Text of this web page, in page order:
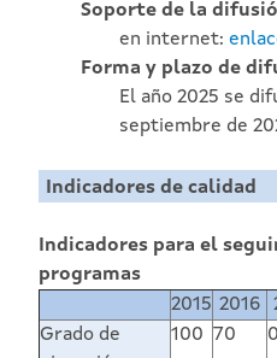
Soporte de la
en internet:
Forma y plazo de
El año 2025 se
septiembre de
Indicadores de calidad
Indicadores para el
programas
2015 2016
Grado de
100 70 0